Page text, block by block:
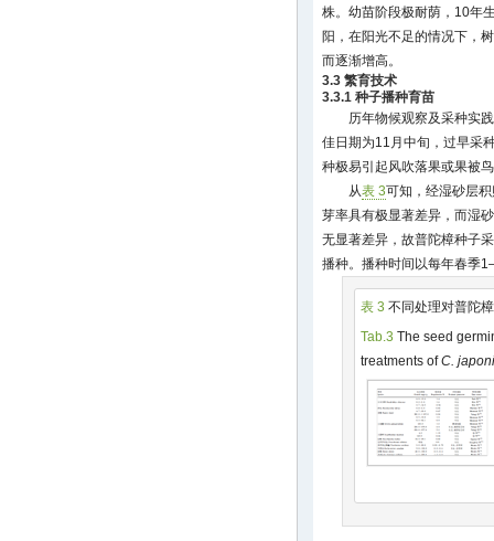
株。幼苗阶段极耐荫，10年
阳，在阳光不足的情况下，
而逐渐增高。
3.3 繁育技术
3.3.1 种子播种育苗
历年物候观察及采种实
佳日期为11月中旬，过早采
种极易引起风吹落果或果被
从表 3可知，经湿砂层
芽率具有极显著差异，而湿
无显著差异，故普陀樟种子
播种。播种时间以每年春季
表 3 不同处理对普陀
Tab.3 The seed
treatments ofC.